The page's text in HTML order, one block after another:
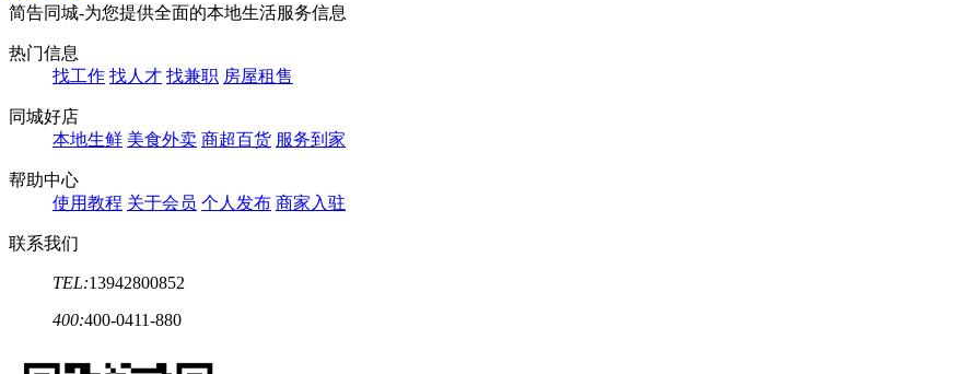
简告同城-为您提供全面的本地生活服务信息
热门信息
找工作 找人才 找兼职 房屋租售
同城好店
本地生鲜 美食外卖 商超百货 服务到家
帮助中心
使用教程 关于会员 个人发布 商家入驻
联系我们
TEL:13942800852
400:400-0411-880